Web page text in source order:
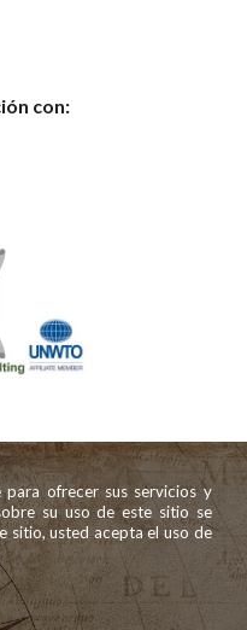
con:
ofrecer sus servicios y
su uso de este sitio se
sitio, usted acepta el uso de